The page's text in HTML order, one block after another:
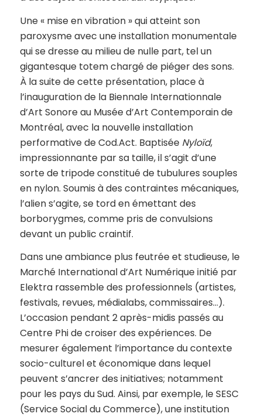
Une « mise en vibration » qui atteint son
paroxysme avec une installation monumentale
qui se dresse au milieu de nulle part, tel un
gigantesque totem chargé de piéger des sons.
À la suite de cette présentation, place à
l’inauguration de la Biennale Internationnale
d’Art Sonore au Musée d’Art Contemporain de
Montréal, avec la nouvelle installation
performative de Cod.Act. Baptisée Nyloïd,
impressionnante par sa taille, il s’agit d’une
sorte de tripode constitué de tubulures souples
en nylon. Soumis à des contraintes mécaniques,
l’alien s’agite, se tord en émettant des
borborygmes, comme pris de convulsions
devant un public craintif.
Dans une ambiance plus feutrée et studieuse, le
Marché International d’Art Numérique initié par
Elektra rassemble des professionnels (artistes,
festivals, revues, médialabs, commissaires…).
L’occasion pendant 2 après-midis passés au
Centre Phi de croiser des expériences. De
mesurer également l’importance du contexte
socio-culturel et économique dans lequel
peuvent s’ancrer des initiatives; notamment
pour les pays du Sud. Ainsi, par exemple, le SESC
(Service Social du Commerce), une institution